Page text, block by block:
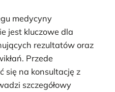
medycyny
jest kluczowe dla
rezultatów oraz
Przede
się na konsultację z
szczegółowy